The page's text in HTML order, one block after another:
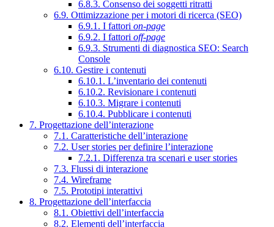
6.8.3. Consenso dei soggetti ritratti
6.9. Ottimizzazione per i motori di ricerca (SEO)
6.9.1. I fattori on-page
6.9.2. I fattori off-page
6.9.3. Strumenti di diagnostica SEO: Search
Console
6.10. Gestire i contenuti
6.10.1. L’inventario dei contenuti
6.10.2. Revisionare i contenuti
6.10.3. Migrare i contenuti
6.10.4. Pubblicare i contenuti
7. Progettazione dell’interazione
7.1. Caratteristiche dell’interazione
7.2. User stories per definire l’interazione
7.2.1. Differenza tra scenari e user stories
7.3. Flussi di interazione
7.4. Wireframe
7.5. Prototipi interattivi
8. Progettazione dell’interfaccia
8.1. Obiettivi dell’interfaccia
8.2. Elementi dell’interfaccia